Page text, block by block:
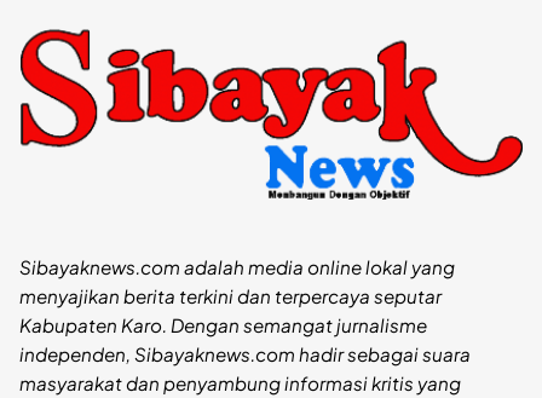
Sibayaknews.com adalah media online lokal yang
menyajikan berita terkini dan terpercaya seputar
Kabupaten Karo. Dengan semangat jurnalisme
independen, Sibayaknews.com hadir sebagai suara
masyarakat dan penyambung informasi kritis yang